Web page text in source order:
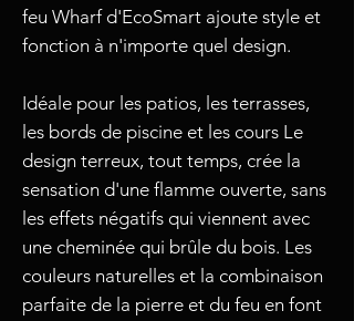
feu Wharf d'EcoSmart ajoute style et
fonction à n'importe quel design.
Idéale pour les patios, les terrasses,
les bords de piscine et les cours Le
design terreux, tout temps, crée la
sensation d'une flamme ouverte, sans
les effets négatifs qui viennent avec
une cheminée qui brûle du bois. Les
couleurs naturelles et la combinaison
parfaite de la pierre et du feu en font